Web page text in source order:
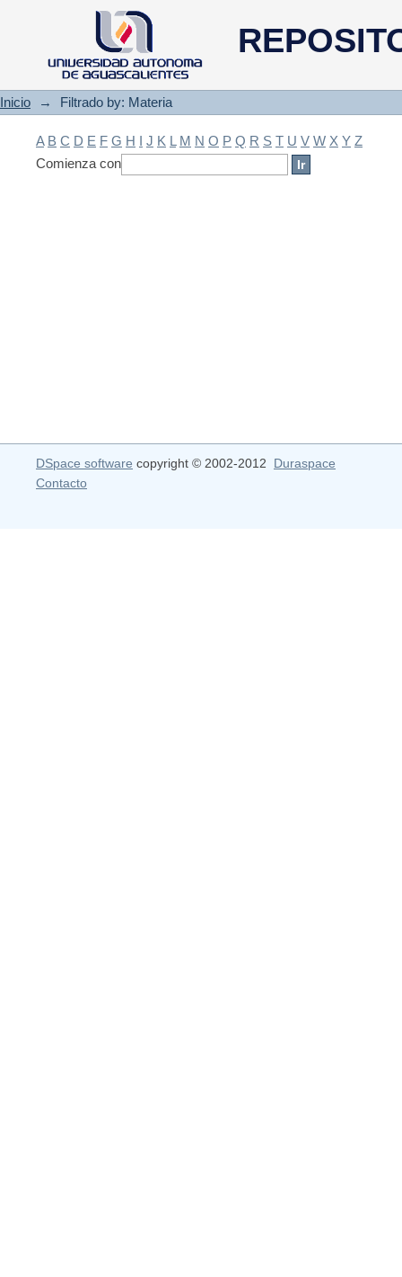
Filtrado by: Materia
Inicio → Filtrado by: Materia
A B C D E F G H I J K L M N O P Q R S T U V W X Y Z
Comienza con
DSpace software copyright © 2002-2012 Duraspace
Contacto